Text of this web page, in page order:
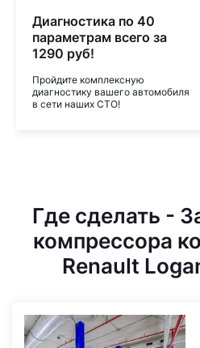
Диагностика по 40
параметрам всего за
1290 руб!
Пройдите комплексную
диагностику вашего автомобиля
в сети наших СТО!
Где сделать -
компрессора
Renault